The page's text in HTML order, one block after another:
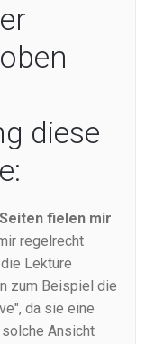
diese
fielen mir
regelrecht
Lektüre
zum Beispiel die
da sie eine
Ansicht